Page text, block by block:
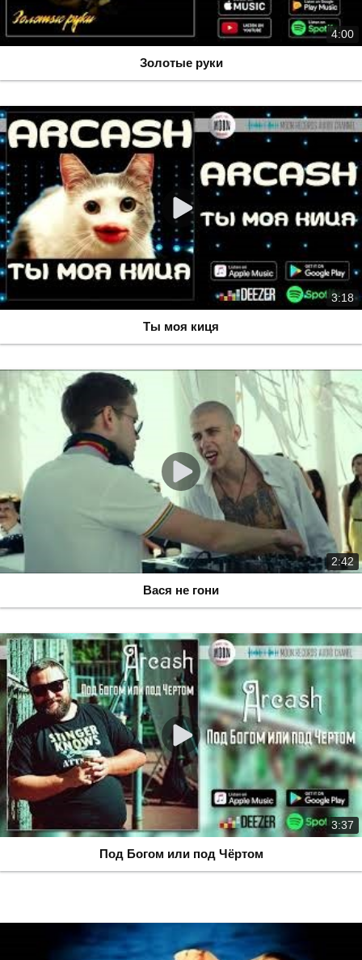
4:00
Золотые руки
3:18
Ты моя киця
2:42
Вася не гони
3:37
Под Богом или под Чёртом